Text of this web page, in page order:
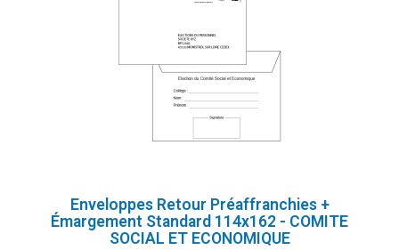
Enveloppes Retour Préaffranchies +
Émargement Standard 114x162 - COMITE
SOCIAL ET ECONOMIQUE